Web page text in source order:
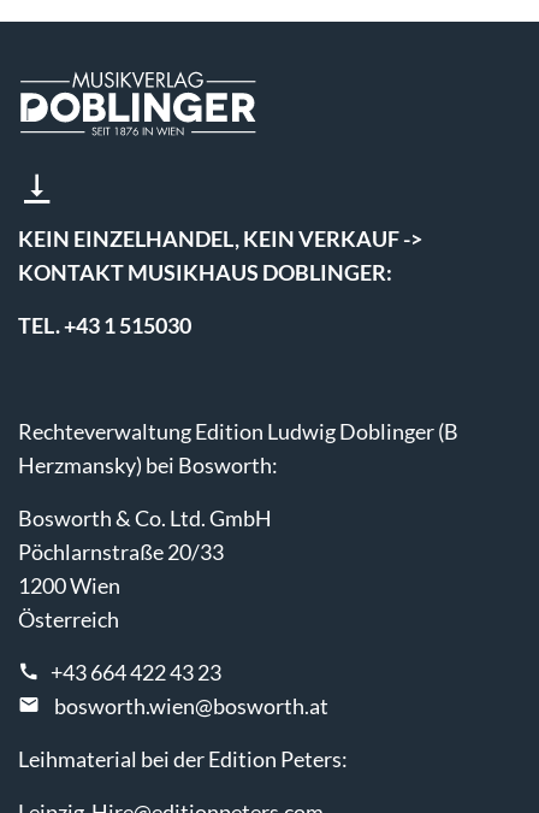
KEIN EINZELHANDEL, KEIN VERKAUF ->
KONTAKT MUSIKHAUS DOBLINGER:
TEL. +43 1 515030
Rechteverwaltung Edition Ludwig Doblinger (B
Herzmansky) bei Bosworth:
Bosworth & Co. Ltd. GmbH
Pöchlarnstraße 20/33
1200 Wien
Österreich
+43 664 422 43 23
bosworth.wien@bosworth.at
Leihmaterial bei der Edition Peters: